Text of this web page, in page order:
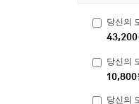
당신의
43,200
당신의
10,800
당신의